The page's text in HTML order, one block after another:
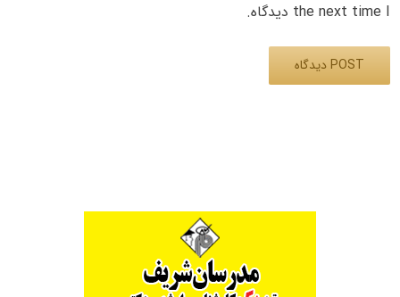
the next time I دیدگاه.